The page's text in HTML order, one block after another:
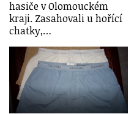
hasiče v Olomouckém
kraji. Zasahovali u hořící
chatky,…